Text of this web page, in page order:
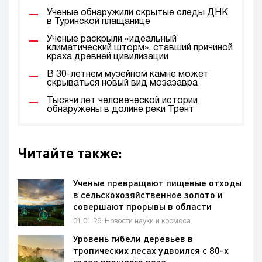
Ученые обнаружили скрытые следы ДНК
в Туринской плащанице
Ученые раскрыли «идеальный
климатический шторм», ставший причиной
краха древней цивилизации
В 30-летнем музейном камне может
скрываться новый вид мозазавра
Тысячи лет человеческой истории
обнаружены в долине реки Трент
Читайте также:
Ученые превращают пищевые отходы
в сельскохозяйственное золото и
совершают прорывы в области
здравоохранения
01.01.26, Новости науки и космоса
Уровень гибели деревьев в
тропических лесах удвоился с 80-х